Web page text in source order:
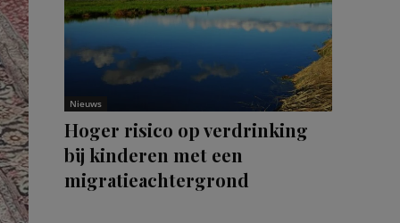
Nieuws
Hoger risico op verdrinking
bij kinderen met een
migratieachtergrond